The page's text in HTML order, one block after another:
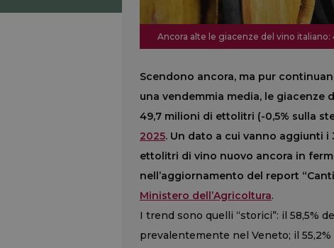
Ancora alte le giacenze del vino
Scendono ancora, ma pur
una vendemmia media, le giacenze
49,7 milioni di ettolitri (-0,5% sulla
2025. Un dato a cui vanno aggiunti i
ettolitri di vino nuovo ancora in
nell’aggiornamento del report
Ministero dell’Agricoltura.
I trend sono quelli “storici”: il 58,5%
prevalentemente nel Veneto; il